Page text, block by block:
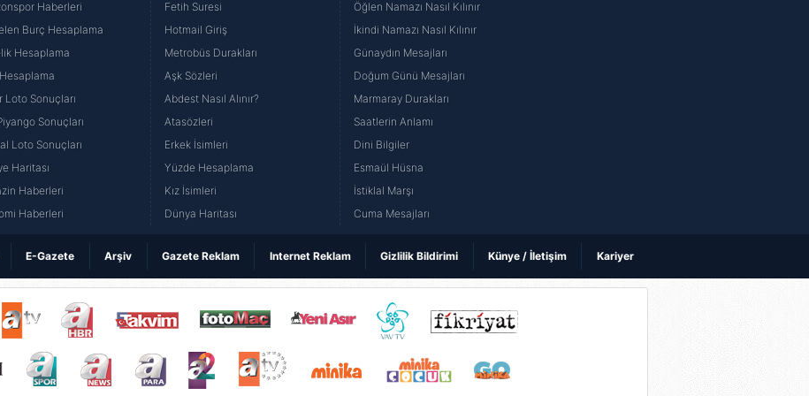
Haberleri
Burç Hesaplama
Hesaplama
Loto Sonuçları
Sonuçları
Loto Sonuçları
Haritası
Haberleri
Haberleri
Fetih Suresi
Hotmail Giriş
Metrobüs Durakları
Aşk Sözleri
Abdest Nasıl Alınır?
Atasözleri
Erkek İsimleri
Yüzde Hesaplama
Kız İsimleri
Dünya Haritası
Öğlen Namazı Nasıl Kılınır
İkindi Namazı Nasıl Kılınır
Günaydın Mesajları
Doğum Günü Mesajları
Marmaray Durakları
Saatlerin Anlamı
Dini Bilgiler
Esmaül Hüsna
İstiklal Marşı
Cuma Mesajları
E-Gazete Arşiv Gazete Reklam Internet Reklam Gizlilik Bildirimi Künye / İletişim Kariyer